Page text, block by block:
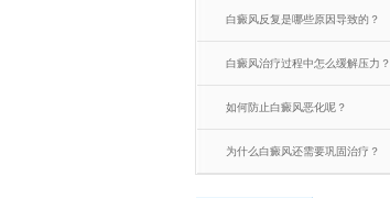
白癜风反复是哪些原因导致的？
白癜风治疗过程中怎么缓解压力？
如何防止白癜风恶化呢？
为什么白癜风还需要巩固治疗？